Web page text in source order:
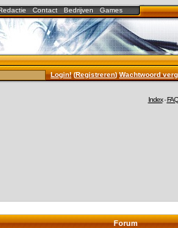
Contact Bedrijven Games
Login!(Registreren)Wachtwoord
Index-FAQ
Forum